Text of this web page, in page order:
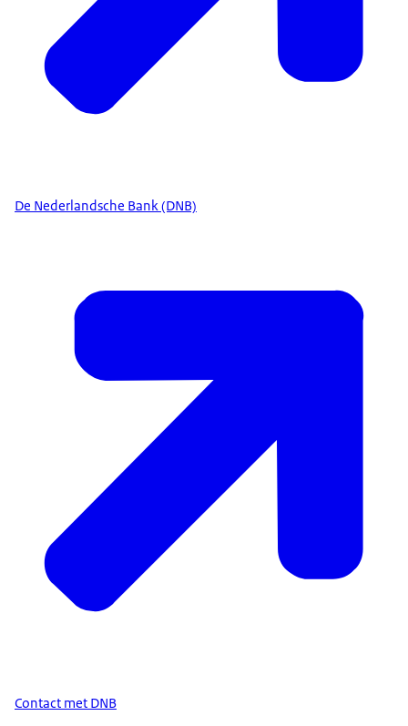
De Nederlandsche Bank (DNB)
Contact met DNB